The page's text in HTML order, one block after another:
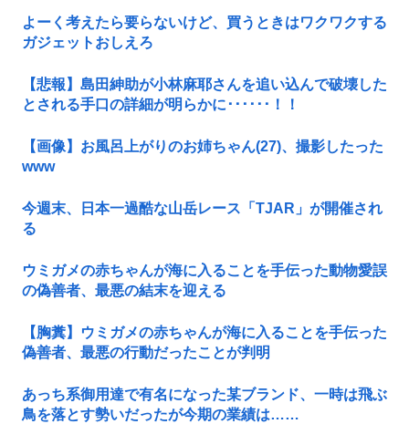
よーく考えたら要らないけど、買うときはワクワクする
ガジェットおしえろ
【悲報】島田紳助が小林麻耶さんを追い込んで破壊した
とされる手口の詳細が明らかに･･････！！
【画像】お風呂上がりのお姉ちゃん(27)、撮影したった
www
今週末、日本一過酷な山岳レース「TJAR」が開催され
る
ウミガメの赤ちゃんが海に入ることを手伝った動物愛誤
の偽善者、最悪の結末を迎える
【胸糞】ウミガメの赤ちゃんが海に入ることを手伝った
偽善者、最悪の行動だったことが判明
あっち系御用達で有名になった某ブランド、一時は飛ぶ
鳥を落とす勢いだったが今期の業績は……